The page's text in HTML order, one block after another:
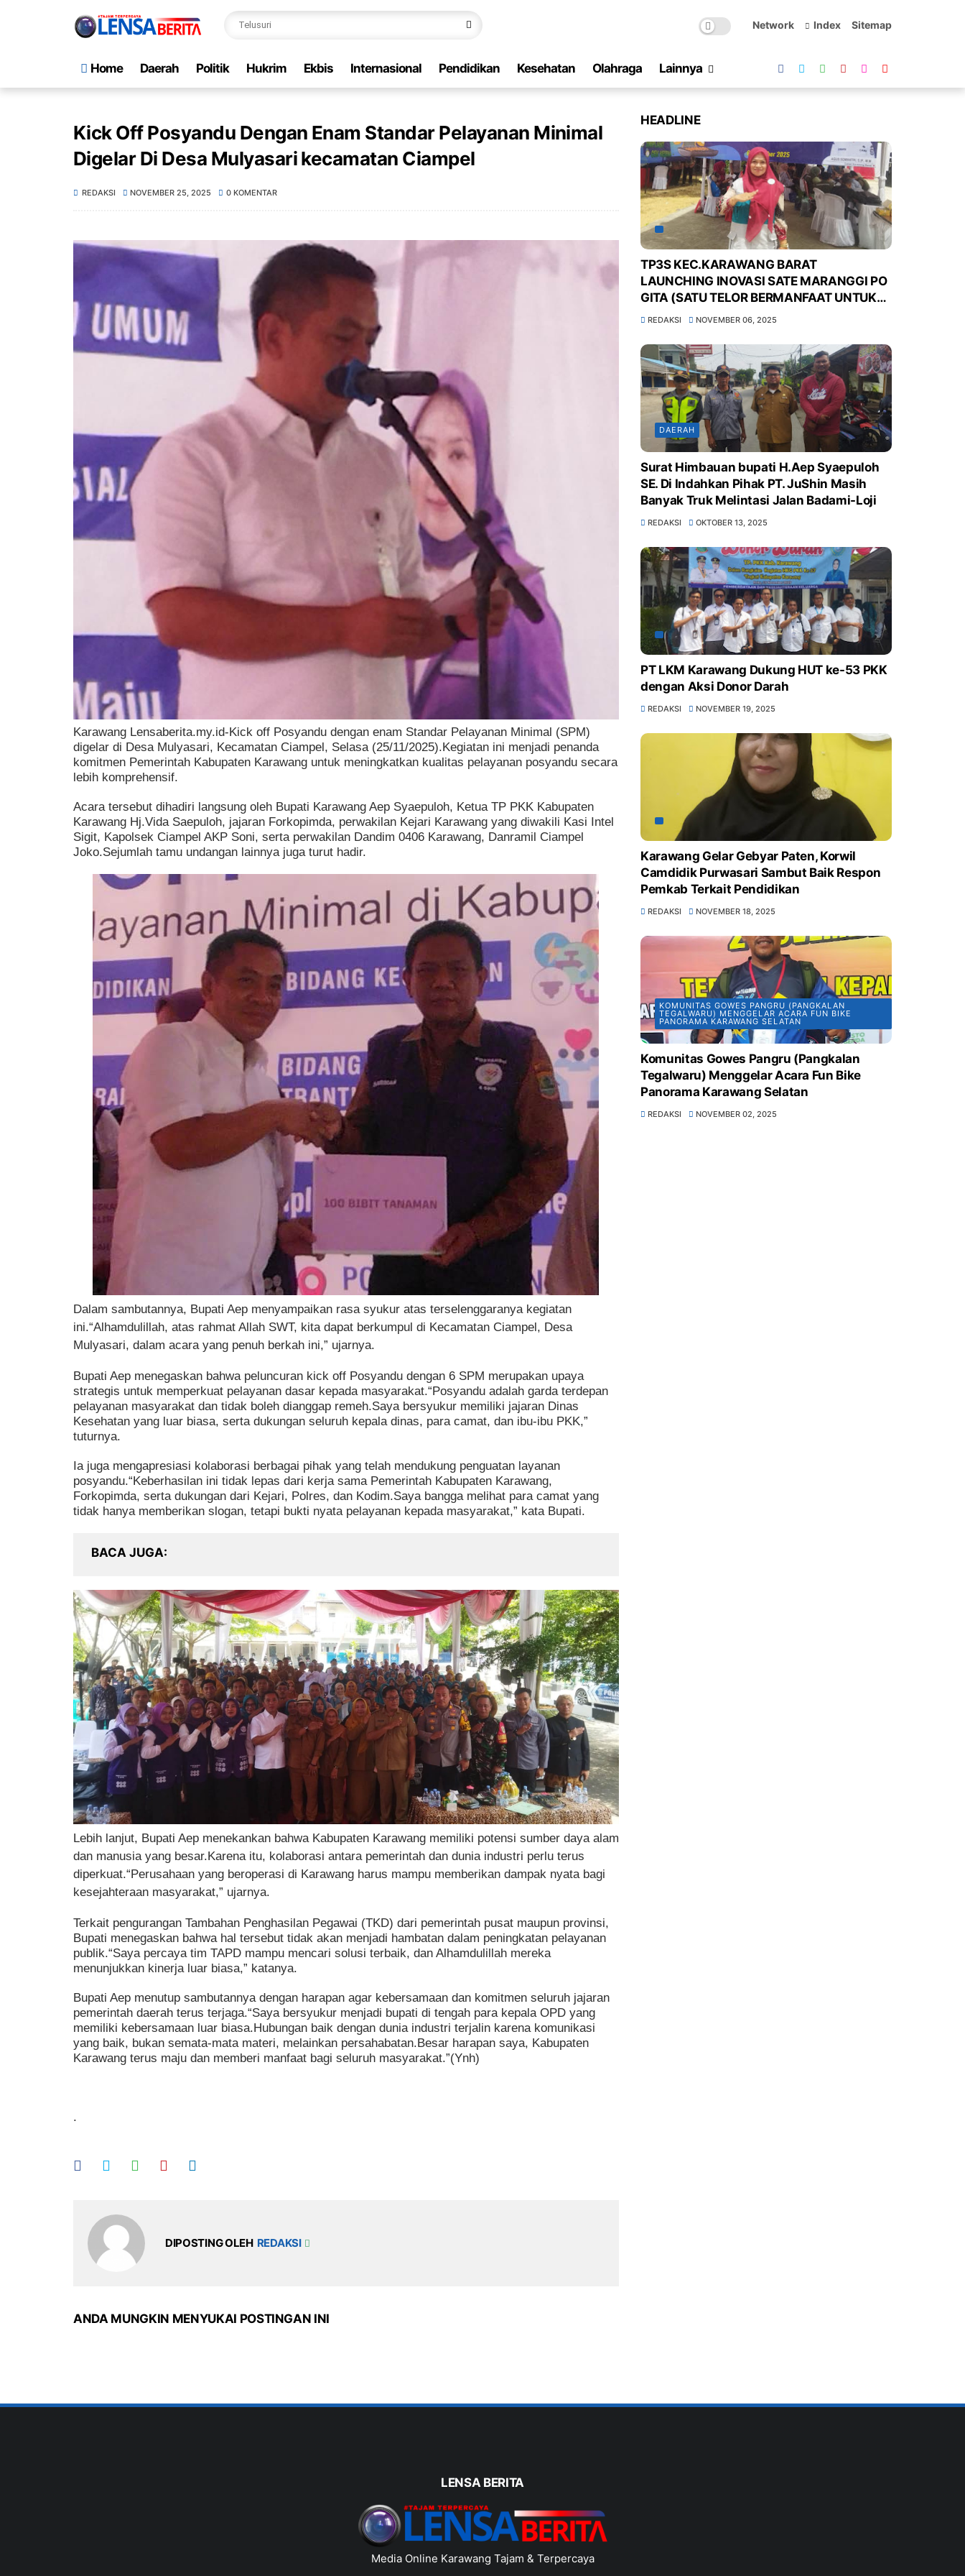
Network Index Sitemap
Home Daerah Politik Hukrim Ekbis Internasional Pendidikan Kesehatan Olahraga Lainnya
Kick Off Posyandu Dengan Enam Standar Pelayanan Minimal
Digelar Di Desa Mulyasari kecamatan Ciampel
REDAKSI NOVEMBER 25, 2025 0 KOMENTAR
Karawang Lensaberita.my.id-Kick off Posyandu dengan enam Standar Pelayanan Minimal (SPM)
digelar di Desa Mulyasari, Kecamatan Ciampel, Selasa (25/11/2025).Kegiatan ini menjadi penanda
komitmen Pemerintah Kabupaten Karawang untuk meningkatkan kualitas pelayanan posyandu secara
lebih komprehensif.
Acara tersebut dihadiri langsung oleh Bupati Karawang Aep Syaepuloh, Ketua TP PKK Kabupaten
Karawang Hj.Vida Saepuloh, jajaran Forkopimda, perwakilan Kejari Karawang yang diwakili Kasi Intel
Sigit, Kapolsek Ciampel AKP Soni, serta perwakilan Dandim 0406 Karawang, Danramil Ciampel
Joko.Sejumlah tamu undangan lainnya juga turut hadir.
Dalam sambutannya, Bupati Aep menyampaikan rasa syukur atas terselenggaranya kegiatan
ini.“Alhamdulillah, atas rahmat Allah SWT, kita dapat berkumpul di Kecamatan Ciampel, Desa
Mulyasari, dalam acara yang penuh berkah ini,” ujarnya.
Bupati Aep menegaskan bahwa peluncuran kick off Posyandu dengan 6 SPM merupakan upaya
strategis untuk memperkuat pelayanan dasar kepada masyarakat.“Posyandu adalah garda terdepan
pelayanan masyarakat dan tidak boleh dianggap remeh.Saya bersyukur memiliki jajaran Dinas
Kesehatan yang luar biasa, serta dukungan seluruh kepala dinas, para camat, dan ibu-ibu PKK,”
tuturnya.
Ia juga mengapresiasi kolaborasi berbagai pihak yang telah mendukung penguatan layanan
posyandu.“Keberhasilan ini tidak lepas dari kerja sama Pemerintah Kabupaten Karawang,
Forkopimda, serta dukungan dari Kejari, Polres, dan Kodim.Saya bangga melihat para camat yang
tidak hanya memberikan slogan, tetapi bukti nyata pelayanan kepada masyarakat,” kata Bupati.
BACA JUGA
Lebih lanjut, Bupati Aep menekankan bahwa Kabupaten Karawang memiliki potensi sumber daya alam
dan manusia yang besar.Karena itu, kolaborasi antara pemerintah dan dunia industri perlu terus
diperkuat.“Perusahaan yang beroperasi di Karawang harus mampu memberikan dampak nyata bagi
kesejahteraan masyarakat,” ujarnya.
Terkait pengurangan Tambahan Penghasilan Pegawai (TKD) dari pemerintah pusat maupun provinsi,
Bupati menegaskan bahwa hal tersebut tidak akan menjadi hambatan dalam peningkatan pelayanan
publik.“Saya percaya tim TAPD mampu mencari solusi terbaik, dan Alhamdulillah mereka
menunjukkan kinerja luar biasa,” katanya.
Bupati Aep menutup sambutannya dengan harapan agar kebersamaan dan komitmen seluruh jajaran
pemerintah daerah terus terjaga.“Saya bersyukur menjadi bupati di tengah para kepala OPD yang
memiliki kebersamaan luar biasa.Hubungan baik dengan dunia industri terjalin karena komunikasi
yang baik, bukan semata-mata materi, melainkan persahabatan.Besar harapan saya, Kabupaten
Karawang terus maju dan memberi manfaat bagi seluruh masyarakat.”(Ynh)
.
DIPOSTING OLEH REDAKSI
ANDA MUNGKIN MENYUKAI POSTINGAN INI
HEADLINE
TP3S KEC.KARAWANG BARAT
LAUNCHING INOVASI SATE MARANGGI PO
GITA (SATU TELOR BERMANFAAT UNTUK
MASYARAKAT KURANG GIZI DI POS GIZI
ANGKA STUNTING DI WILAYAH
KEC.KARAWANG BARAT*
REDAKSI NOVEMBER 06, 2025
DAERAH
Surat Himbauan bupati H.Aep Syaepuloh
SE. Di Indahkan Pihak PT. JuShin Masih
Banyak Truk Melintasi Jalan Badami-Loji
REDAKSI OKTOBER 13, 2025
PT LKM Karawang Dukung HUT ke-53 PKK
dengan Aksi Donor Darah
REDAKSI NOVEMBER 19, 2025
Karawang Gelar Gebyar Paten, Korwil
Camdidik Purwasari Sambut Baik Respon
Pemkab Terkait Pendidikan
REDAKSI NOVEMBER 18, 2025
KOMUNITAS GOWES PANGRU (PANGKALAN
TEGALWARU) MENGGELAR ACARA FUN BIKE
PANORAMA KARAWANG SELATAN
Komunitas Gowes Pangru (Pangkalan
Tegalwaru) Menggelar Acara Fun Bike
Panorama Karawang Selatan
REDAKSI NOVEMBER 02, 2025
LENSA BERITA
Media Online Karawang Tajam & Terpercaya